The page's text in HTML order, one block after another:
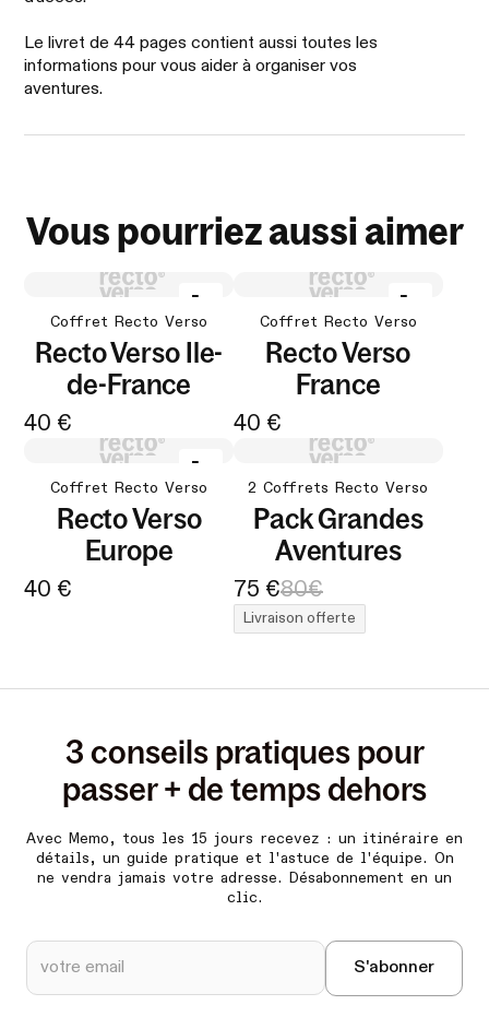
Le livret de 44 pages contient aussi toutes les
informations pour vous aider à organiser vos
aventures.
Vous pourriez aussi aimer
Coffret Recto Verso
Recto Verso Ile-
de-France
40 €
Coffret Recto Verso
Recto Verso
France
40 €
Coffret Recto Verso
Recto Verso
Europe
40 €
2 Coffrets Recto Verso
Pack Grandes
Aventures
75 €80€
Livraison offerte
3 conseils pratiques pour
passer + de temps dehors
Avec Memo, tous les 15 jours recevez : un itinéraire en
détails, un guide pratique et l'astuce de l'équipe. On
ne vendra jamais votre adresse. Désabonnement en un
clic.